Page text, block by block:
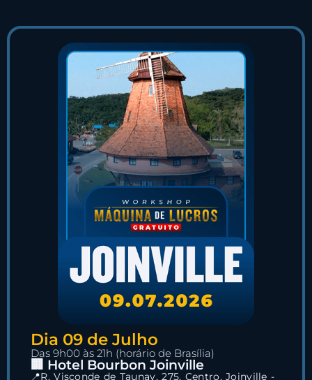
Dia 09 de Julho
Das 9h00 às 21h (horário de Brasília)
🏢 Hotel Bourbon Joinville
📍R. Visconde de Taunay, 275, Centro, Joinville -